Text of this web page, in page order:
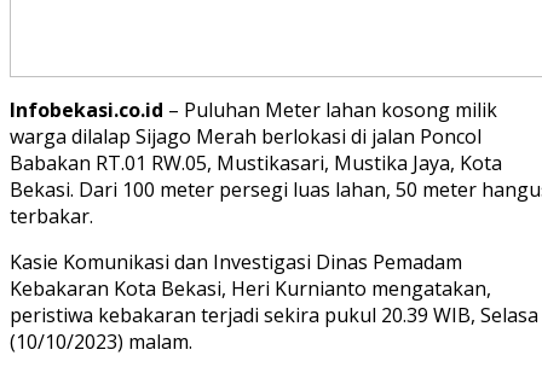
Infobekasi.co.id – Puluhan Meter lahan kosong milik
warga dilalap Sijago Merah berlokasi di jalan Poncol
Babakan RT.01 RW.05, Mustikasari, Mustika Jaya, Kota
Bekasi. Dari 100 meter persegi luas lahan, 50 meter
terbakar.
Kasie Komunikasi dan Investigasi Dinas Pemadam
Kebakaran Kota Bekasi, Heri Kurnianto mengatakan,
peristiwa kebakaran terjadi sekira pukul 20.39 WIB, Selasa
(10/10/2023) malam.